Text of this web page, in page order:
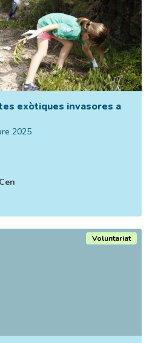
exòtiques invasores a
2025
Voluntariat